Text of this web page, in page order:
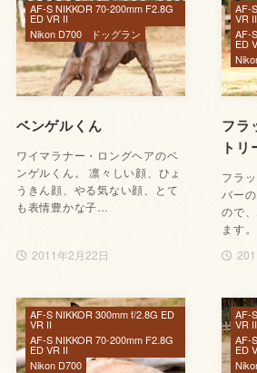
ベンゲルくん
ワイマラナー・ロングヘアのベ
ンゲルくん。 凛々しい顔、ひょ
うきん顔、やる気ない顔、とて
も表情豊かな子…
2011年2月22日
AF-S NIKKOR 70-200mm F2.8G
ED VR II
Nikon D700
ドッグラン
フラ
トリ
フラ
バー
ので
ます。
AF-
VR II
AF-
ED
AF-S NIKKOR 300mm f/2.8G ED
VR II
AF-S NIKKOR 70-200mm F2.8G
ED VR II
Nikon D700
AF-
VR II
AF-
ED